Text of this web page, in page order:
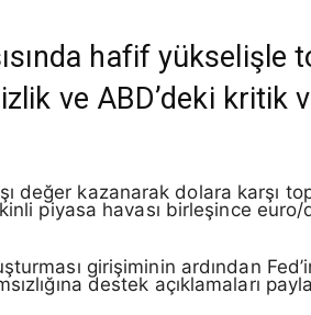
hafif yükselişle
ve ABD’deki kritik
kazanarak dolara karşı
piyasa havası birleşince euro/
girişiminin ardından
destek açıklamaları